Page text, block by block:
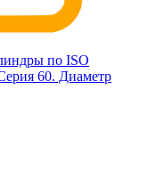
по ISO
60. Диаметр